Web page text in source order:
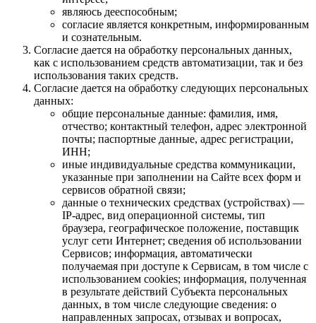
являюсь дееспособным;
согласие является конкретным, информированным
и сознательным.
Согласие дается на обработку персональных данных,
как с использованием средств автоматизации, так и без
использования таких средств.
Согласие дается на обработку следующих персональных
данных:
общие персональные данные: фамилия, имя,
отчество; контактный телефон, адрес электронной
почты; паспортные данные, адрес регистрации,
ИНН;
иные индивидуальные средства коммуникации,
указанные при заполнении на Сайте всех форм и
сервисов обратной связи;
данные о технических средствах (устройствах) —
IP-адрес, вид операционной системы, тип
браузера, географическое положение, поставщик
услуг сети Интернет; сведения об использовании
Сервисов; информация, автоматически
получаемая при доступе к Сервисам, в том числе с
использованием cookies; информация, полученная
в результате действий Субъекта персональных
данных, в том числе следующие сведения: о
направленных запросах, отзывах и вопросах,